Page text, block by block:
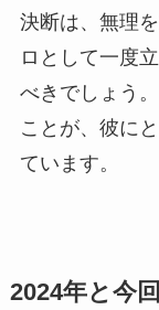
決断は、無理
ロとして一度
べきでしょう
ことが、彼に
ています。
2024年と今